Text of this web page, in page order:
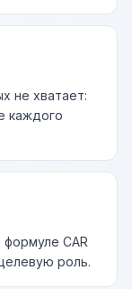
не хватает:
каждого
CAR
роль.